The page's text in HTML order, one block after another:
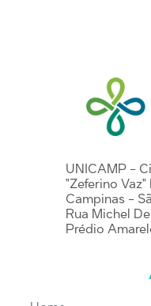
UNICAMP -
"Zeferino
Campinas -
Rua Michel
Prédio